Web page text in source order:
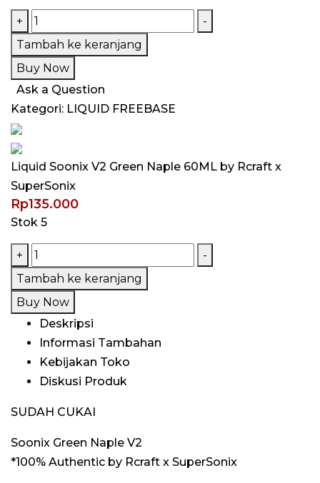
+
Kuantitas
Liquid
Soonix
V2
Green
Naple
Rcraft
x
SuperSonix
-
Tambah ke keranjang
Buy Now
Ask a Question
Kategori: LIQUID FREEBASE
Liquid Soonix V2 Green Naple 60ML by Rcraft x
SuperSonix
Rp135.000
Stok 5
+
Kuantitas
Liquid
Soonix
V2
Green
Naple
60ML
by
Rcraft
SuperSonix
-
Tambah ke keranjang
Buy Now
Deskripsi
Informasi Tambahan
Kebijakan Toko
Diskusi Produk
SUDAH CUKAI
Soonix Green Naple V2
*100% Authentic by Rcraft x SuperSonix